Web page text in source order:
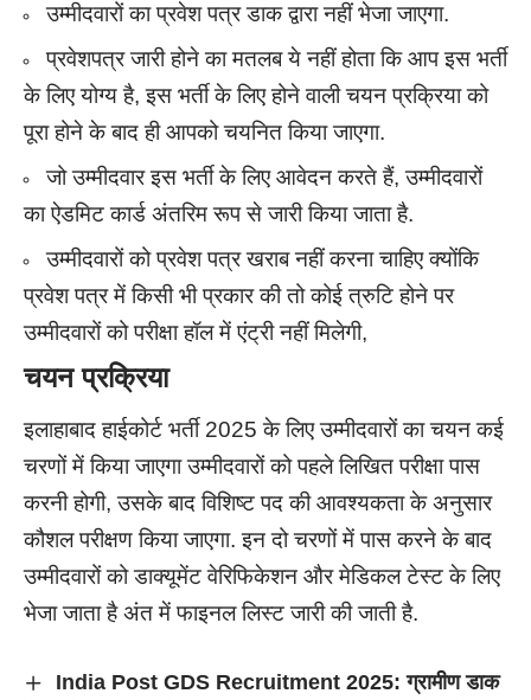
उम्मीदवारों का प्रवेश पत्र डाक द्वारा नहीं भेजा जाएगा.
प्रवेशपत्र जारी होने का मतलब ये नहीं होता कि आप इस भर्ती
के लिए योग्य है, इस भर्ती के लिए होने वाली चयन प्रक्रिया को
पूरा होने के बाद ही आपको चयनित किया जाएगा.
जो उम्मीदवार इस भर्ती के लिए आवेदन करते हैं, उम्मीदवारों
का ऐडमिट कार्ड अंतरिम रूप से जारी किया जाता है.
उम्मीदवारों को प्रवेश पत्र खराब नहीं करना चाहिए क्योंकि
प्रवेश पत्र में किसी भी प्रकार की तो कोई त्रुटि होने पर
उम्मीदवारों को परीक्षा हॉल में एंट्री नहीं मिलेगी,
चयन प्रक्रिया
इलाहाबाद हाईकोर्ट भर्ती 2025 के लिए उम्मीदवारों का चयन कई
चरणों में किया जाएगा उम्मीदवारों को पहले लिखित परीक्षा पास
करनी होगी, उसके बाद विशिष्ट पद की आवश्यकता के अनुसार
कौशल परीक्षण किया जाएगा. इन दो चरणों में पास करने के बाद
उम्मीदवारों को डाक्यूमेंट वेरिफिकेशन और मेडिकल टेस्ट के लिए
भेजा जाता है अंत में फाइनल लिस्ट जारी की जाती है.
India Post GDS Recruitment 2025: ग्रामीण डाक